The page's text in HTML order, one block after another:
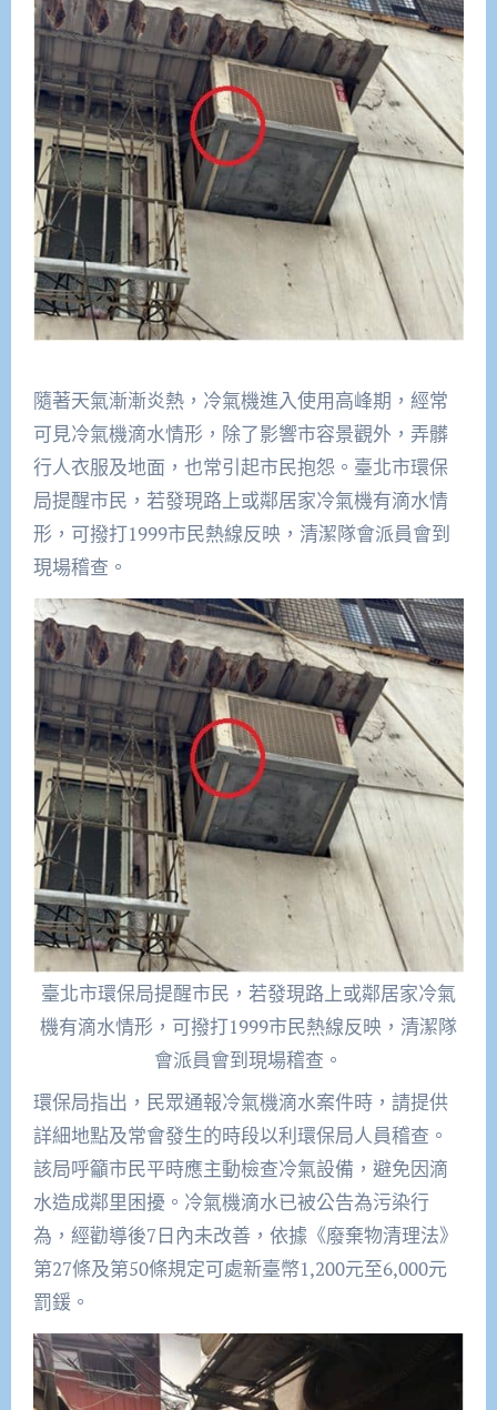
隨著天氣漸漸炎熱，冷氣機進入使用高峰期，經常
可見冷氣機滴水情形，除了影響市容景觀外，弄髒
行人衣服及地面，也常引起市民抱怨。臺北市環保
局提醒市民，若發現路上或鄰居家冷氣機有滴水情
形，可撥打1999市民熱線反映，清潔隊會派員會到
現場稽查。
臺北市環保局提醒市民，若發現路上或鄰居家冷氣
機有滴水情形，可撥打1999市民熱線反映，清潔隊
會派員會到現場稽查。
環保局指出，民眾通報冷氣機滴水案件時，請提供
詳細地點及常會發生的時段以利環保局人員稽查。
該局呼籲市民平時應主動檢查冷氣設備，避免因滴
水造成鄰里困擾。冷氣機滴水已被公告為污染行
為，經勸導後7日內未改善，依據《廢棄物清理法》
第27條及第50條規定可處新臺幣1,200元至6,000元
罰鍰。